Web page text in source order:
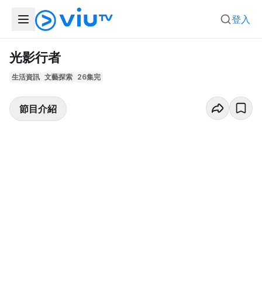
登入
光影行者
生活資訊 文藝探索 26集完
節目介紹